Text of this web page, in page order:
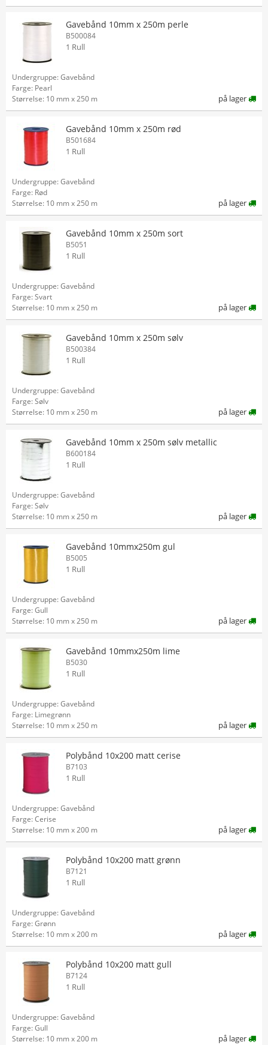
Gavebånd 10mm x 250m perle
B500084
1 Rull
Undergruppe: Gavebånd
Farge: Pearl
Størrelse: 10 mm x 250 m
på lager
Gavebånd 10mm x 250m rød
B501684
1 Rull
Undergruppe: Gavebånd
Farge: Rød
Størrelse: 10 mm x 250 m
på lager
Gavebånd 10mm x 250m sort
B5051
1 Rull
Undergruppe: Gavebånd
Farge: Svart
Størrelse: 10 mm x 250 m
på lager
Gavebånd 10mm x 250m sølv
B500384
1 Rull
Undergruppe: Gavebånd
Farge: Sølv
Størrelse: 10 mm x 250 m
på lager
Gavebånd 10mm x 250m sølv metallic
B600184
1 Rull
Undergruppe: Gavebånd
Farge: Sølv
Størrelse: 10 mm x 250 m
på lager
Gavebånd 10mmx250m gul
B5005
1 Rull
Undergruppe: Gavebånd
Farge: Gull
Størrelse: 10 mm x 250 m
på lager
Gavebånd 10mmx250m lime
B5030
1 Rull
Undergruppe: Gavebånd
Farge: Limegrønn
Størrelse: 10 mm x 250 m
på lager
Polybånd 10x200 matt cerise
B7103
1 Rull
Undergruppe: Gavebånd
Farge: Cerise
Størrelse: 10 mm x 200 m
på lager
Polybånd 10x200 matt grønn
B7121
1 Rull
Undergruppe: Gavebånd
Farge: Grønn
Størrelse: 10 mm x 200 m
på lager
Polybånd 10x200 matt gull
B7124
1 Rull
Undergruppe: Gavebånd
Farge: Gull
Størrelse: 10 mm x 200 m
på lager